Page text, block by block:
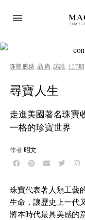
珠寶·腕錶 品·尚 訪談 127期
尋寶人生
走進美國著名珠寶
一格的珍寶世界
作者昭文
珠寶代表著人類工藝
生命，讓歷史上一代
將本時代最具美感的